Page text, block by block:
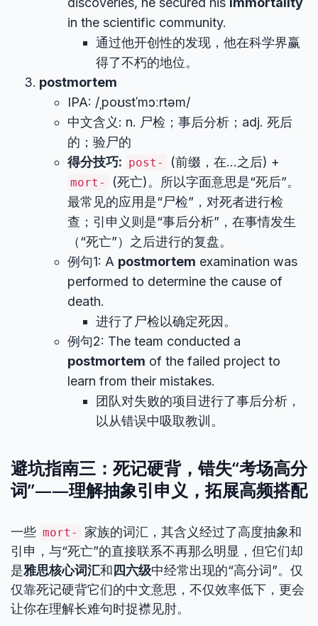
in the scientific community.
通过他开创性的发现，他在科学界赢
得了不朽的地位。
postmortem
IPA: /ˌpoʊstˈmɔːrtəm/
中文含义: n. 尸检；事后分析；adj. 死后
的；验尸的
得分技巧: post- (前缀，在…之后) +
mort-
(死亡)。所以字面意思是“死后”。
最常见的应用是“尸检”，对死者进行检
查；引申义则是“事后分析”，在事情发生
（“死亡”）之后进行的复盘。
例句1: A postmortem examination was
performed to determine the cause of
death.
进行了尸检以确定死因。
例句2: The team conducted a
postmortem of the failed project to
learn from their mistakes.
团队对失败的项目进行了事后分析，
以从错误中吸取教训。
避坑指南三：死记硬背，错失“考场高分
词”——理解抽象引申义，拓展高频搭配
一些 mort-
家族的词汇，其含义经过了高度抽象和
引申，与“死亡”的直接联系不再那么明显，但它们却
是雅思核心词汇和 四六级中经常出现的“高分词”。仅
仅靠死记硬背它们的中文意思，不仅效率低下，更会
让你在理解长难句时捉襟见肘。